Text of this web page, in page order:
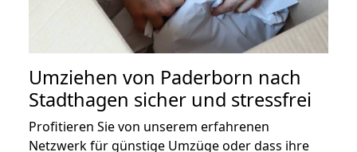
Umziehen von Paderborn nach
Stadthagen sicher und stressfrei
Profitieren Sie von unserem erfahrenen
Netzwerk für günstige Umzüge oder dass ihre